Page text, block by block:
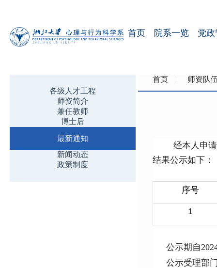
首页 院系一览 党
各级人才工程
师资简介
兼任教师
博士后
最新通知
新闻动态
政策制度
首页 师资队
经本人申
结果公示如下：
序号
1
公示期自
公示受理部